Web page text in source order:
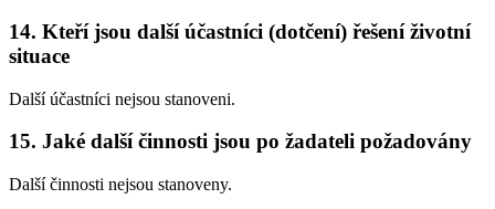
14. Kteří jsou další účastníci (dotčení) řešení životní
situace
Další účastníci nejsou stanoveni.
15. Jaké další činnosti jsou po žadateli požadovány
Další činnosti nejsou stanoveny.